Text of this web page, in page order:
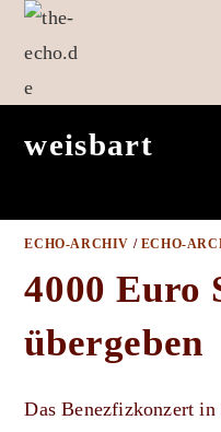
Zum
weisbart
ECHO-ARCHIV / ECHO-
4000 Euro
übergeben
Das Benezfizkonzert in